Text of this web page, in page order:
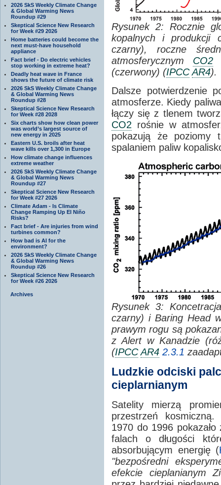
2026 SkS Weekly Climate Change
& Global Warming News
Roundup #29
Skeptical Science New Research
for Week #29 2026
Home batteries could become the
next must-have household
appliance
Fact brief - Do electric vehicles
stop working in extreme heat?
Deadly heat wave in France
shows the future of climate risk
2026 SkS Weekly Climate Change
& Global Warming News
Roundup #28
Skeptical Science New Research
for Week #28 2028
Six charts show how clean power
was world’s largest source of
new energy in 2025
Eastern U.S. broils after heat
wave kills over 1,300 in Europe
How climate change influences
extreme weather
2026 SkS Weekly Climate Change
& Global Warming News
Roundup #27
Skeptical Science New Research
for Week #27 2026
Climate Adam - Is Climate
Change Ramping Up El Niño
Risks?
Fact brief - Are injuries from wind
turbines common?
How bad is AI for the
environment?
2026 SkS Weekly Climate Change
& Global Warming News
Roundup #26
Skeptical Science New Research
for Week #26 2026
Archives
Rysunek 2: Rocznie
kopalnych i produkcji
czarny), roczne
atmosferycznym CO2
(czerwony) (IPCC AR4).
Dalsze potwierdzenie
atmosferze. Kiedy
łączy się z tlenem
CO2 rośnie w
pokazują że poziomy
spalaniem paliw
Rysunek 3:
czarny) i Baring Head
prawym rogu są
z Alert w Kanadzie
(IPCC AR4 2.3.1
Ludzkie odciski
cieplarnianym
Satelity mierzą
przestrzeń
1970 do 1996
falach o długości
absorbującym energię (
"bezpośredni
efekcie cieplanianym